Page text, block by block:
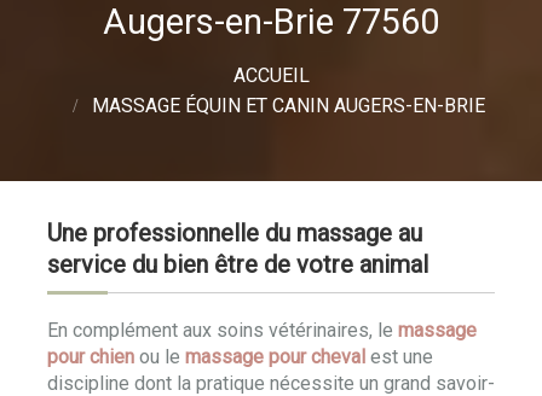
Augers-en-Brie 77560
ACCUEIL
MASSAGE ÉQUIN ET CANIN AUGERS-EN-BRIE
Une professionnelle du massage au
service du bien être de votre animal
En complément aux soins vétérinaires, le massage
pour chien ou le massage pour cheval est une
discipline dont la pratique nécessite un grand savoir-